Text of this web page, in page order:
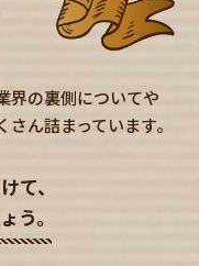
界の裏側についてや
ん詰まっています。
て、
う。